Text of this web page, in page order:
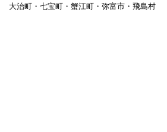
大治町・七宝町・蟹江町・弥富市・飛島村